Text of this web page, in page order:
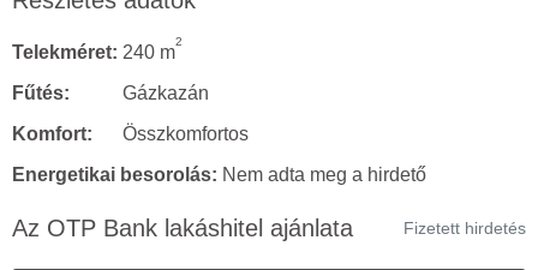
Telekméret: 240 m
2
Fűtés:
Gázkazán
Komfort:
Összkomfortos
Energetikai besorolás: Nem adta meg a hirdető
Az OTP Bank lakáshitel ajánlata Fizetett hirdetés